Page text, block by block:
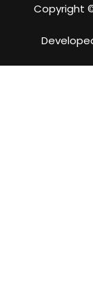
Copyright